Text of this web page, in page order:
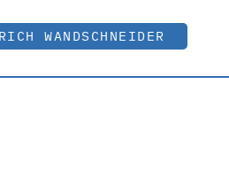
WANDSCHNEIDER